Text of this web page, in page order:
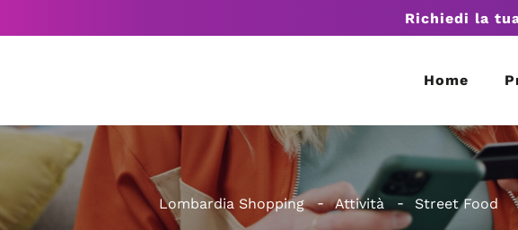
Richiedi la
Home
Lombardia Shopping Attività Street Food